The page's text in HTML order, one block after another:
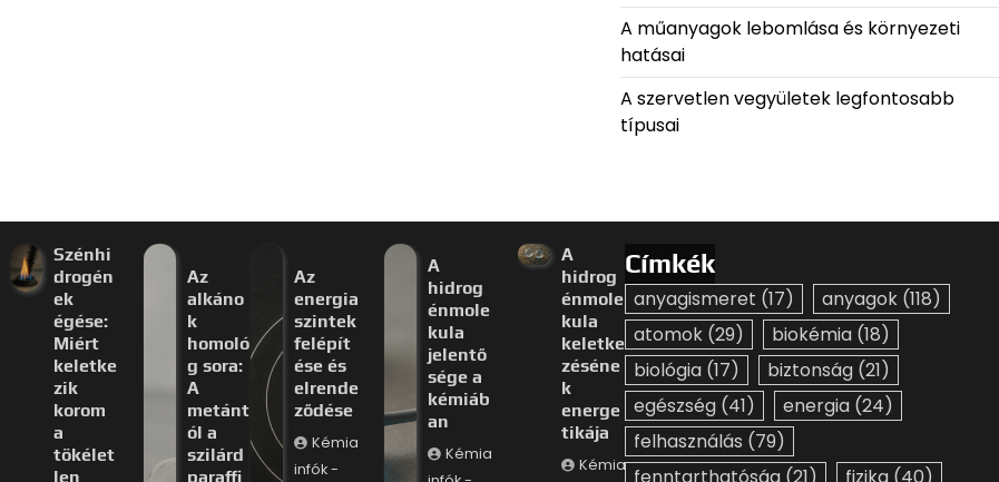
A műanyagok lebomlása és környezeti
hatásai
A szervetlen vegyületek legfontosabb
típusai
Szénhi
drogén
ek
égése:
Miért
keletke
zik
korom
a
tökélet
len
Az
alkáno
k
homoló
g sora:
A
metánt
ól a
szilárd
paraffi
Az
energia
szintek
felépít
ése és
elrende
ződése
Kémia
infók -
A
hidrog
énmole
kula
jelentő
sége a
kémiáb
an
Kémia
A
hidrog
énmole
kula
keletke
zéséne
k
energe
tikája
Kémia
Címkék
anyagismeret (17) anyagok (118)
atomok (29) biokémia (18)
biológia (17) biztonság (21)
egészség (41) energia (24)
felhasználás (79)